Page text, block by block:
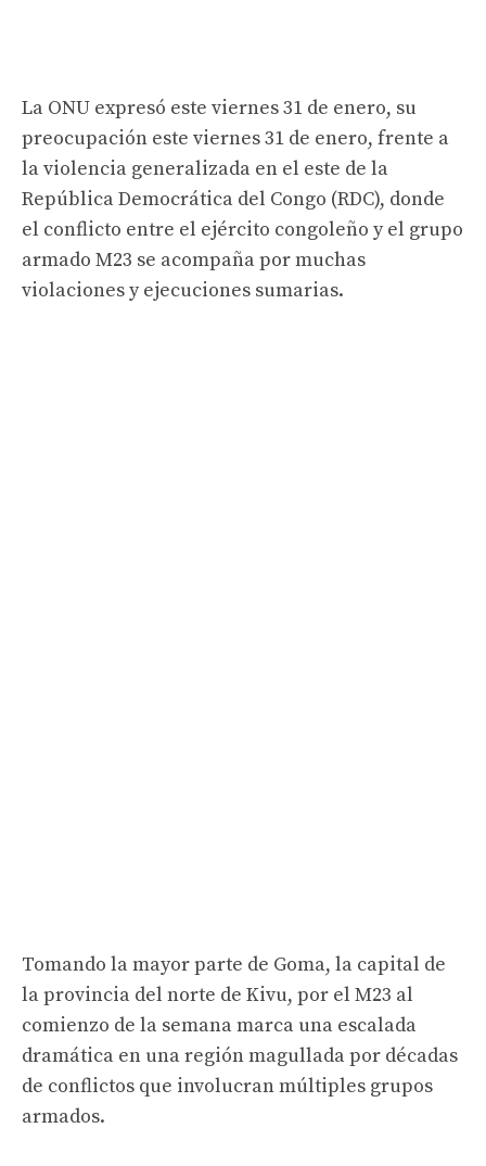
La ONU expresó este viernes 31 de enero, su
preocupación este viernes 31 de enero, frente a
la violencia generalizada en el este de la
República Democrática del Congo (RDC), donde
el conflicto entre el ejército congoleño y el grupo
armado M23 se acompaña por muchas
violaciones y ejecuciones sumarias.
Tomando la mayor parte de Goma, la capital de
la provincia del norte de Kivu, por el M23 al
comienzo de la semana marca una escalada
dramática en una región magullada por décadas
de conflictos que involucran múltiples grupos
armados.